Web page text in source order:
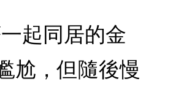
起同居的金
尬，但隨後慢